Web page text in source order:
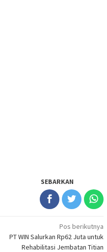
SEBARKAN
Pos berikutnya
PT WIN Salurkan Rp62 Juta untuk
Rehabilitasi Jembatan Titian